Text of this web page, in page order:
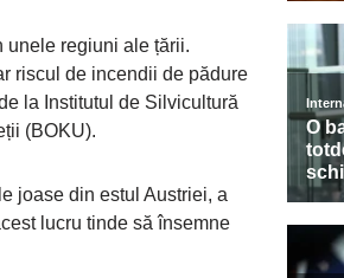
unele regiuni ale țării.
riscul de incendii de pădure
la Institutul de Silvicultură
(BOKU).
joase din estul Austriei, a
lucru tinde să însemne